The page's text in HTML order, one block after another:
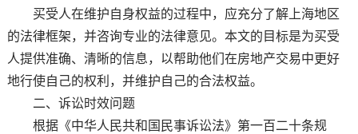
买受人在维护自身权益的过程中，应充分了解上海地区
的法律框架，并咨询专业的法律意见。本文的目标是为买受
人提供准确、清晰的信息，以帮助他们在房地产交易中更好
地行使自己的权利，并维护自己的合法权益。
二、诉讼时效问题
根据《中华人民共和国民事诉讼法》第一百二十条规